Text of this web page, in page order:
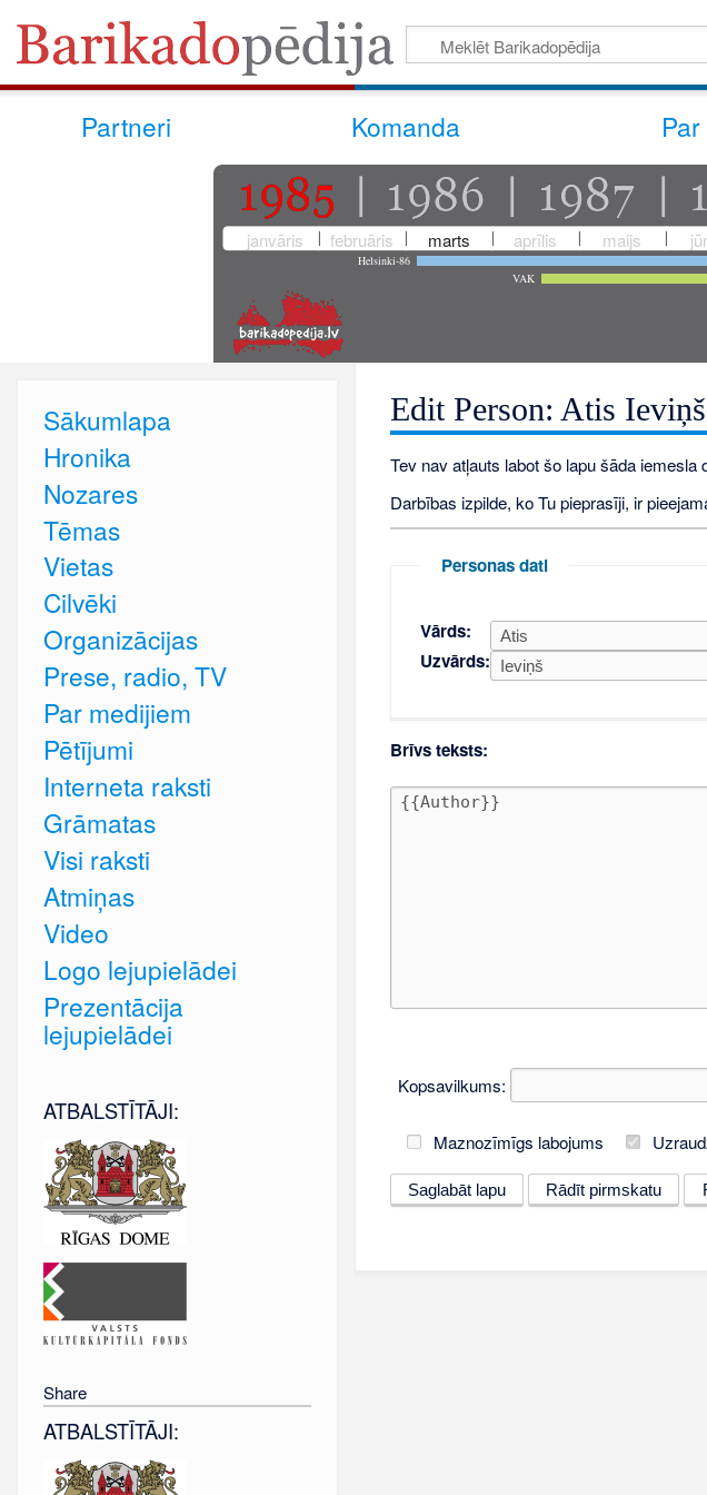
Partneri Komanda
janvāris februāris marts aprīlis maijs
Helsinki-86
VAK
Edit Person: Atis Ieviņš
Tev nav atļauts labot šo lapu šāda iemesla
Darbības izpilde, ko Tu pieprasīji, ir
Personas dati
Vārds:
Uzvārds:
Brīvs teksts:
Kopsavilkums:
Maznozīmīgs labojums
Sākumlapa
Hronika
Nozares
Tēmas
Vietas
Cilvēki
Organizācijas
Prese, radio, TV
Par medijiem
Pētījumi
Interneta raksti
Grāmatas
Visi raksti
Atmiņas
Video
Logo lejupielādei
Prezentācija
lejupielādei
ATBALSTĪTĀJI:
Share
ATBALSTĪTĀJI: